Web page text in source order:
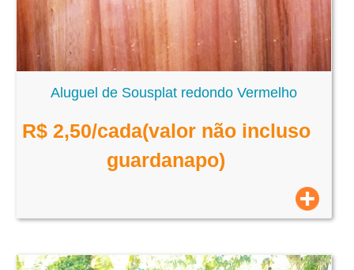
Aluguel de Sousplat redondo Vermelho
R$ 2,50/cada(valor não incluso
guardanapo)